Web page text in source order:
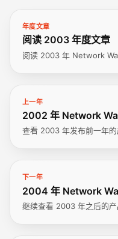
年度文章
阅读 2003 年度文章
阅读 2003 年 Network
上一年
2002 年 Network
查看 2003 年发布前一年的
下一年
2004 年 Network
继续查看 2003 年之后的产